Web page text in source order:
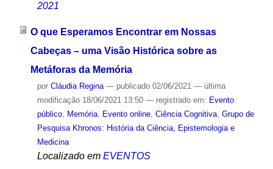
2021
O que Esperamos Encontrar em Nossas
Cabeças – uma Visão Histórica sobre as
Metáforas da Memória
por Cláudia Regina — publicado02/06/2021 — última
modificação18/06/2021 13:50 — registrado em: Evento
público, Memória, Evento online, Ciência Cognitiva, Grupo de
Pesquisa Khronos: História da Ciência, Epistemologia e
Medicina
Localizado em EVENTOS